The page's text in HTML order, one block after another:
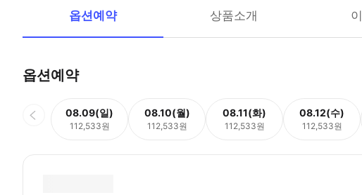
옵션예약 상품소개
옵션예약
08.09(일)
112,533원
08.10(월)
112,533원
08.11(화)
112,533원
08.12(수)
112,533원